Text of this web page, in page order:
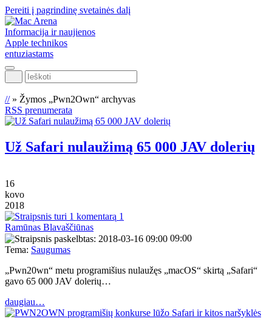
Pereiti į pagrindinę svetainės dalį
Informacija ir naujienos
Apple technikos
entuziastams
Ieškoti
//» Žymos „Pwn2Own“ archyvas
RSS prenumerata
Už Safari nulaužimą 65 000 JAV dolerių
16
kovo
2018
1
Ramūnas Blavaščiūnas
09:00
Tema: Saugumas
„Pwn20wn“ metu programišius nulaužęs „macOS“ skirtą „Safari“
gavo 65 000 JAV dolerių…
daugiau…